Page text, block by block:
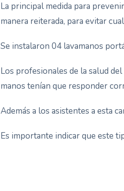
La principal medida para
manera reiterada, para evitar
Se instalaron 04 lavamanos
Los profesionales de la salud
manos tenían que responder
Además a los asistentes a esta
Es importante indicar que este